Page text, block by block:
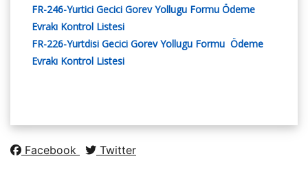
FR-246-Yurtici Gecici Gorev Yollugu Formu Ödeme
Evrakı Kontrol Listesi
FR-226-Yurtdisi Gecici Gorev Yollugu Formu Ödeme
Evrakı Kontrol Listesi
Facebook Twitter